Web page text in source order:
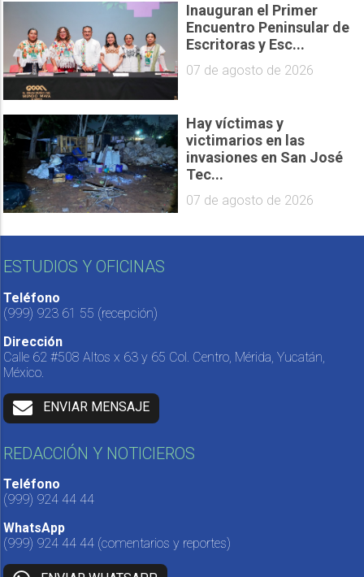
Inauguran el Primer
Encuentro Peninsular de
Escritoras y Esc...
07 de agosto de 2026
Hay víctimas y
victimarios en las
invasiones en San José
Tec...
07 de agosto de 2026
ESTUDIOS Y OFICINAS
Teléfono
(999) 923 61 55 (recepción)
Dirección
Calle 62 #508 Altos x 63 y 65 Col. Centro, Mérida, Yucatán,
México.
ENVIAR MENSAJE
REDACCIÓN Y NOTICIEROS
Teléfono
(999) 924 44 44
WhatsApp
(999) 924 44 44 (comentarios y reportes)